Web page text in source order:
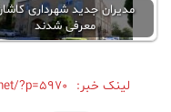
مدیران جدید شهرداری
معرفی شدند
لینک خبر: ?p=5970